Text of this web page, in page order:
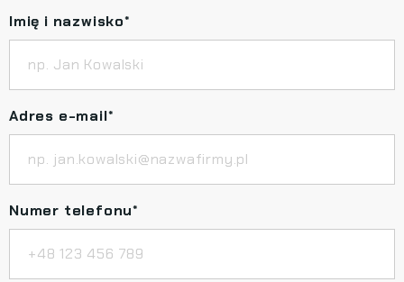
Imię i nazwisko*
Adres e-mail*
Numer telefonu*